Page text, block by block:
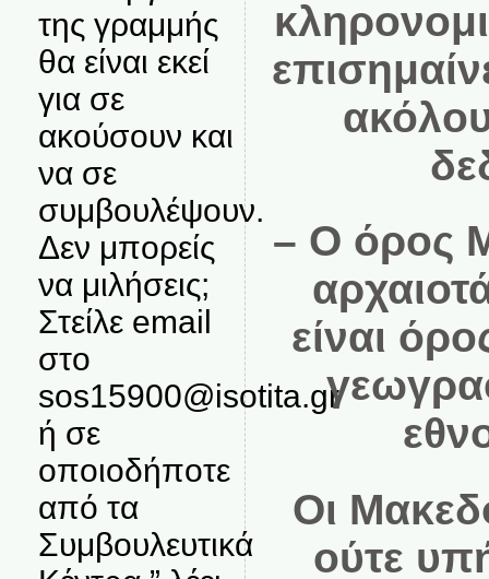
της γραμμής
θα είναι εκεί
για σε
ακούσουν και
να σε
συμβουλέψουν.
Δεν μπορείς
να μιλήσεις;
Στείλε email
στο
sos15900@isotita.gr
ή σε
οποιοδήποτε
από τα
Συμβουλευτικά
– O όρος
είναι
Οι
ούτε